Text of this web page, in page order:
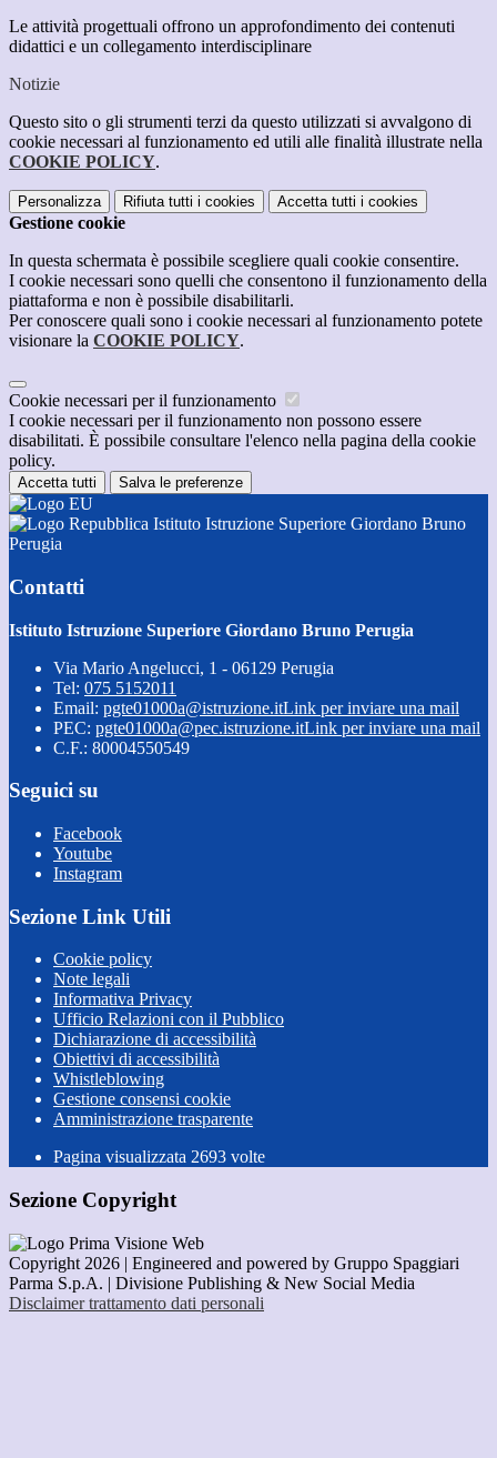
Le attività progettuali offrono un approfondimento dei contenuti
didattici e un collegamento interdisciplinare
Notizie
Questo sito o gli strumenti terzi da questo utilizzati si avvalgono di
cookie necessari al funzionamento ed utili alle finalità illustrate nella
COOKIE POLICY.
Personalizza Rifiuta tutti i cookies Accetta tutti i cookies
Gestione cookie
In questa schermata è possibile scegliere quali cookie consentire.
I cookie necessari sono quelli che consentono il funzionamento della
piattaforma e non è possibile disabilitarli.
Per conoscere quali sono i cookie necessari al funzionamento potete
visionare la COOKIE POLICY.
Cookie necessari per il funzionamento
I cookie necessari per il funzionamento non possono essere
disabilitati. È possibile consultare l'elenco nella pagina della cookie
policy.
Accetta tutti Salva le preferenze
Istituto Istruzione Superiore Giordano Bruno
Perugia
Contatti
Istituto Istruzione Superiore Giordano Bruno Perugia
Via Mario Angelucci, 1 - 06129 Perugia
Tel: 075 5152011
Email: pgte01000a@istruzione.itLink per inviare una mail
PEC: pgte01000a@pec.istruzione.itLink per inviare una mail
C.F.: 80004550549
Seguici su
Facebook
Youtube
Instagram
Sezione Link Utili
Cookie policy
Note legali
Informativa Privacy
Ufficio Relazioni con il Pubblico
Dichiarazione di accessibilità
Obiettivi di accessibilità
Whistleblowing
Gestione consensi cookie
Amministrazione trasparente
Pagina visualizzata 2693 volte
Sezione Copyright
Copyright 2026 | Engineered and powered by Gruppo Spaggiari
Parma S.p.A. | Divisione Publishing & New Social Media
Disclaimer trattamento dati personali